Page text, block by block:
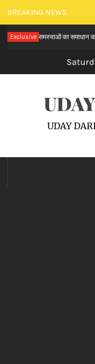
Skip
to
content
BREAKING NEWS
Exclusive
समस्याओं का समाधान करवाने
UDAY